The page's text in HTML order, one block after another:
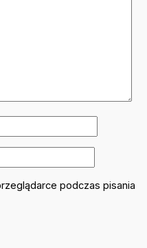
podczas pisania